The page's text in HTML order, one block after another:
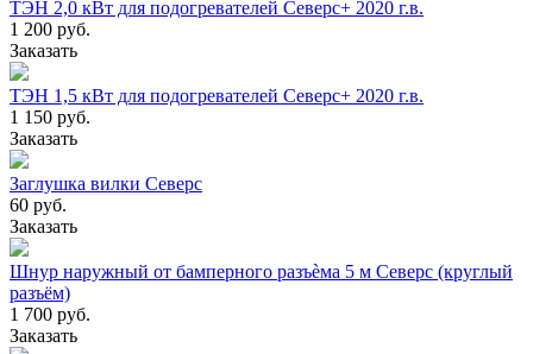
ТЭН 2,0 кВт для подогревателей Северс+ 2020 г.в.
1 200 руб.
Заказать
ТЭН 1,5 кВт для подогревателей Северс+ 2020 г.в.
1 150 руб.
Заказать
Заглушка вилки Северс
60 руб.
Заказать
Шнур наружный от бамперного разъѐма 5 м Северс (круглый
разъём)
1 700 руб.
Заказать